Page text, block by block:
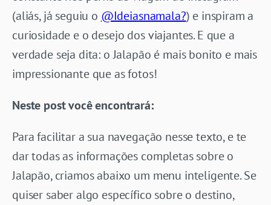
(aliás, já seguiu o @Ideiasnamala?) e inspiram a
curiosidade e o desejo dos viajantes. E que a
verdade seja dita: o Jalapão é mais bonito e mais
impressionante que as fotos!
Neste post você encontrará:
Para facilitar a sua navegação nesse texto, e te
dar todas as informações completas sobre o
Jalapão, criamos abaixo um menu inteligente. Se
quiser saber algo específico sobre o destino,